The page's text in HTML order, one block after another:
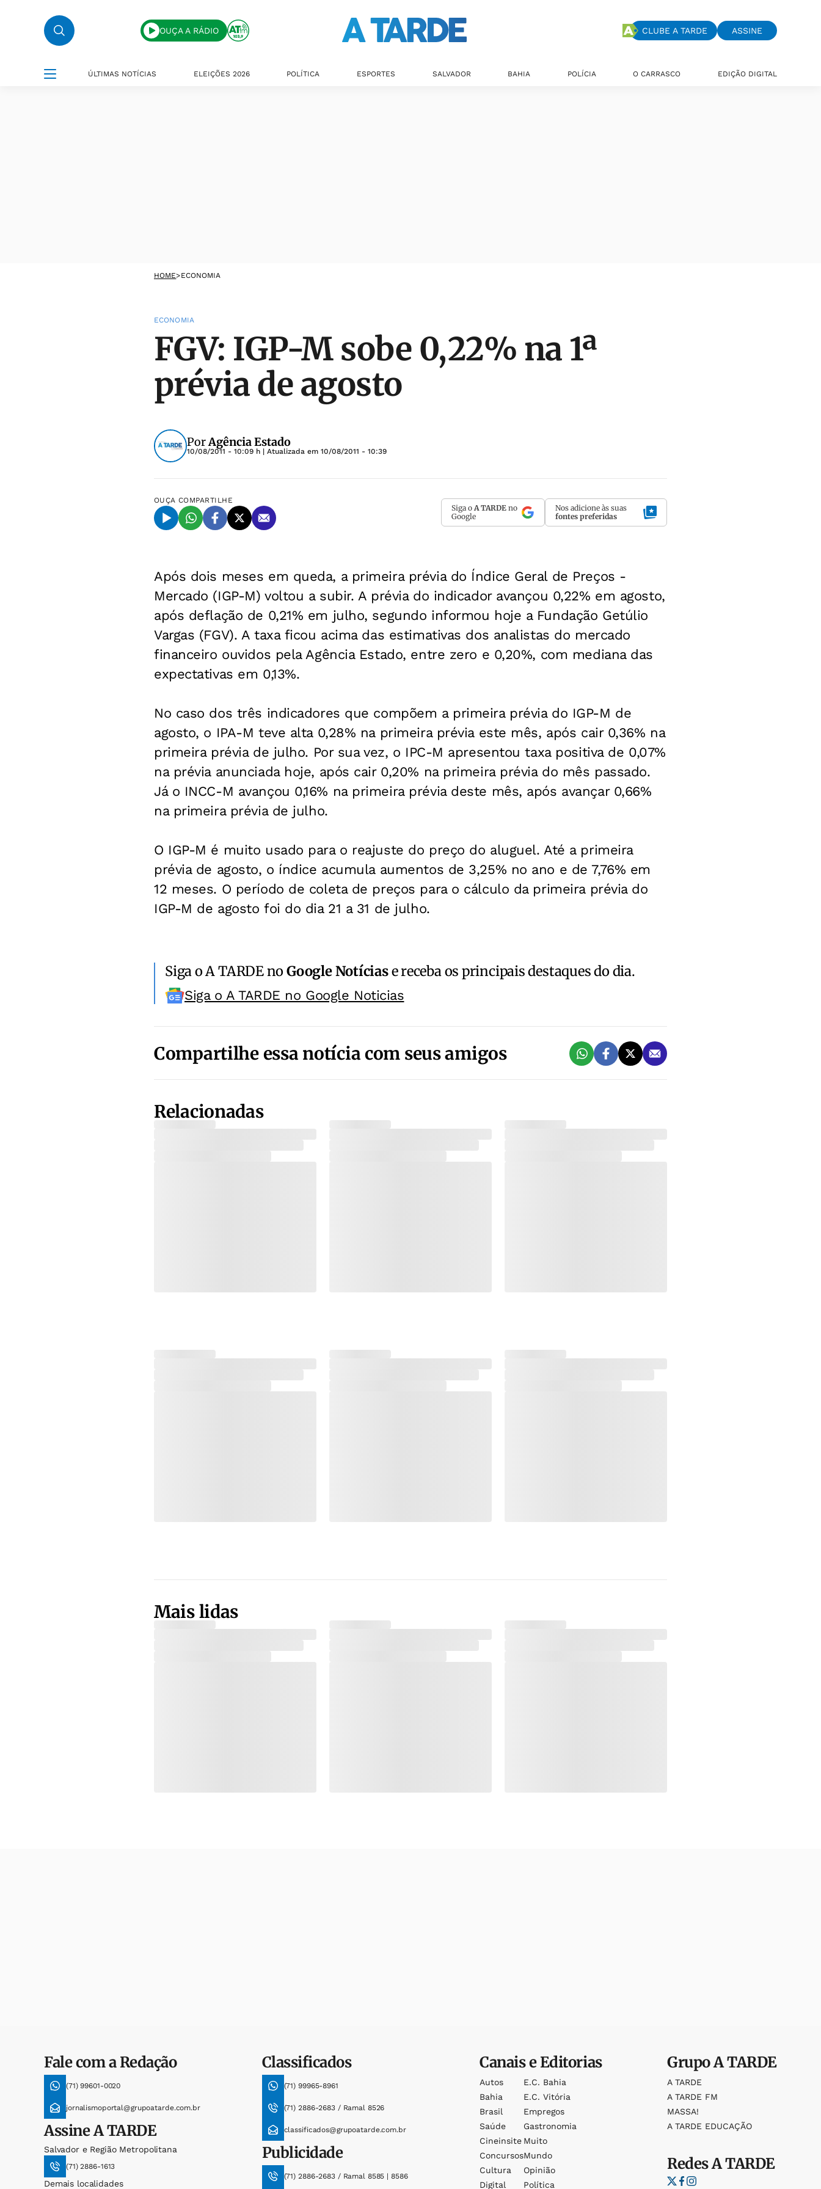
OUÇA A RÁDIO CLUBE A TARDE ASSINE
ÚLTIMAS NOTÍCIAS ELEIÇÕES 2026 POLÍTICA ESPORTES SALVADOR BAHIA POLÍCIA O CARRASCO EDIÇÃO DIGITAL
HOME>ECONOMIA
ECONOMIA
FGV: IGP-M sobe 0,22% na 1ª
prévia de agosto
PorAgência Estado
10/08/2011 - 10:09 h | Atualizada em 10/08/2011 - 10:39
OUÇA COMPARTILHE
Siga o A TARDE no
Google
Nos adicione às suas
fontes preferidas
Após dois meses em queda, a primeira prévia do Índice Geral de Preços -
Mercado (IGP-M) voltou a subir. A prévia do indicador avançou 0,22% em agosto,
após deflação de 0,21% em julho, segundo informou hoje a Fundação Getúlio
Vargas (FGV). A taxa ficou acima das estimativas dos analistas do mercado
financeiro ouvidos pela Agência Estado, entre zero e 0,20%, com mediana das
expectativas em 0,13%.
No caso dos três indicadores que compõem a primeira prévia do IGP-M de
agosto, o IPA-M teve alta 0,28% na primeira prévia este mês, após cair 0,36% na
primeira prévia de julho. Por sua vez, o IPC-M apresentou taxa positiva de 0,07%
na prévia anunciada hoje, após cair 0,20% na primeira prévia do mês passado.
Já o INCC-M avançou 0,16% na primeira prévia deste mês, após avançar 0,66%
na primeira prévia de julho.
O IGP-M é muito usado para o reajuste do preço do aluguel. Até a primeira
prévia de agosto, o índice acumula aumentos de 3,25% no ano e de 7,76% em
12 meses. O período de coleta de preços para o cálculo da primeira prévia do
IGP-M de agosto foi do dia 21 a 31 de julho.
Siga o A TARDE noGoogle Notíciase receba os principais destaques do dia.
Siga o A TARDE no Google Noticias
Compartilhe essa notícia com seus amigos
Relacionadas
Mais lidas
Fale com a Redação
(71) 99601-0020
jornalismoportal@grupoatarde.com.br
AssineA TARDE
Salvador e Região Metropolitana
(71) 2886-1613
Demais localidades
Classificados
(71) 99965-8961
(71) 2886-2683 / Ramal 8526
classificados@grupoatarde.com.br
Publicidade
(71) 2886-2683 / Ramal 8585 | 8586
Canais e Editorias
Autos
Bahia
Brasil
Saúde
Cineinsite
Concursos
Cultura
Digital
E.c. Bahia
E.c. Vitória
Empregos
Gastronomia
Muito
Mundo
Opinião
Política
GrupoA TARDE
A TARDE
A TARDE FM
MASSA!
A TARDE EDUCAÇÃO
RedesA TARDE